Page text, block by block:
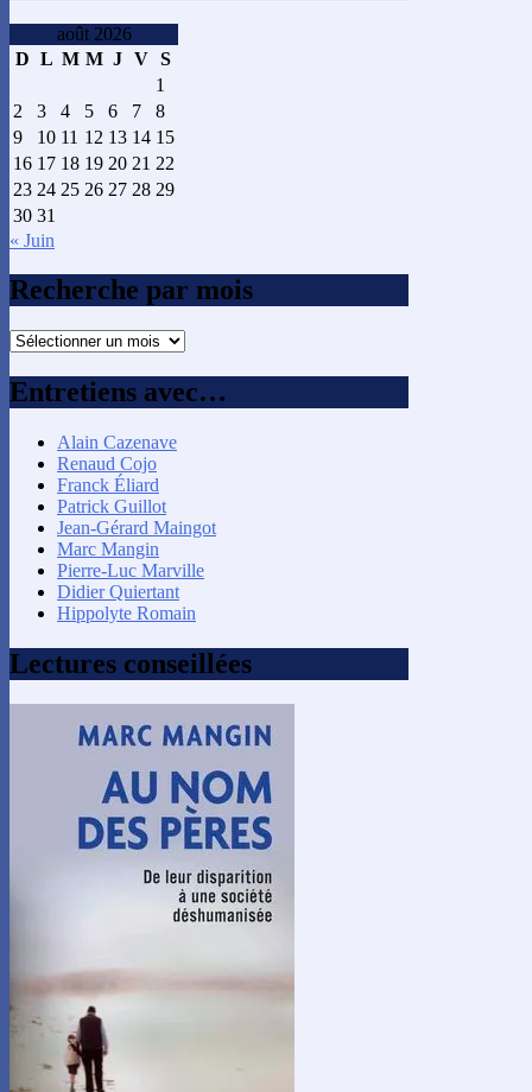
août 2026
D L M M J V S
1
2
3 4 5 6 7
8
9
10 11 12 13 14 15
16 17 18 19 20 21 22
23 24 25 26 27 28 29
30 31
« Juin
Recherche par mois
Recherche
mois
Entretiens avec…
Alain Cazenave
Renaud Cojo
Franck Éliard
Patrick Guillot
Jean-Gérard Maingot
Marc Mangin
Pierre-Luc Marville
Didier Quiertant
Hippolyte Romain
Lectures conseillées